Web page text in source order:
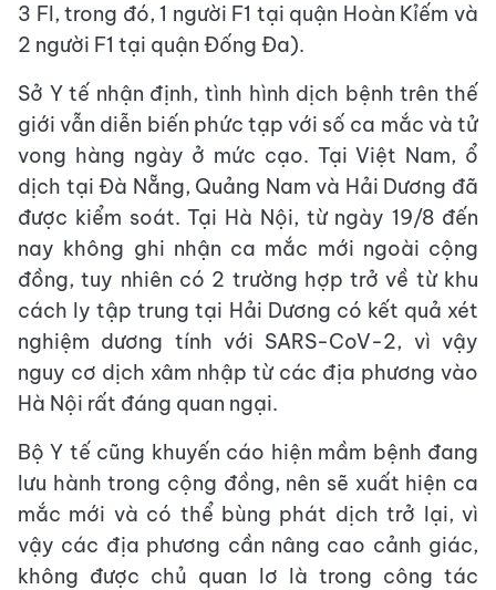
3 Fl, trong đó, 1 người F1 tại quận Hoàn Kỉếm và
2 người F1 tại quận Đống Đa).
Sở Y tế nhận định, tình hình dịch bệnh trên thế
giới vẫn diễn biến phức tạp với số ca mắc và tử
vong hàng ngày ở mức cạo. Tại Việt Nam, ổ
dịch tại Đà Nẵng, Quảng Nam và Hải Dương đã
được kiểm soát. Tại Hà Nội, từ ngày 19/8 đến
nay không ghi nhận ca mắc mới ngoài cộng
đồng, tuy nhiên có 2 trường hợp trở về từ khu
cách ly tập trung tại Hải Dương có kết quả xét
nghiệm dương tính với SARS-CoV-2, vì vậy
nguy cơ dịch xâm nhập từ các địa phương vào
Hà Nội rất đáng quan ngại.
Bộ Y tế cũng khuyến cáo hiện mầm bệnh đang
lưu hành trong cộng đồng, nên sẽ xuất hiện ca
mắc mới và có thể bùng phát dịch trở lại, vì
vậy các địa phương cần nâng cao cảnh giác,
không được chủ quan lơ là trong công tác